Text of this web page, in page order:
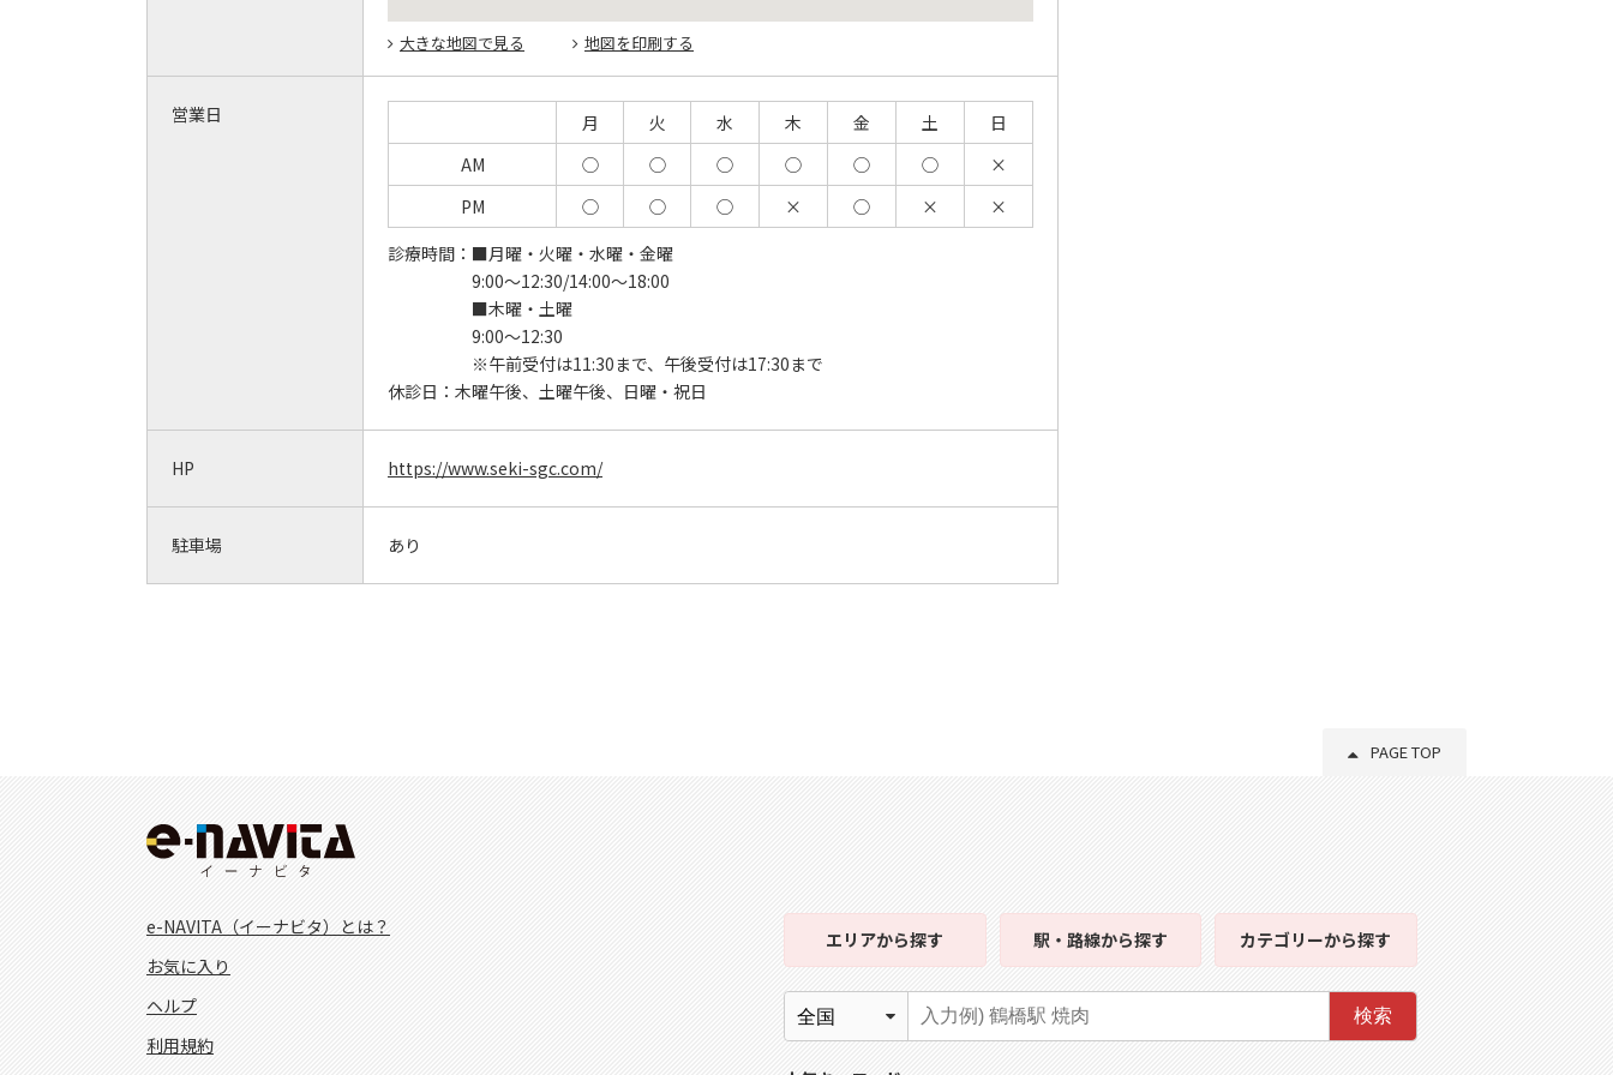
大きな地図で見る 地図を印刷する
営業日 月 火 水 木 金 土
日
AM
◯ ◯ ◯ ◯ ◯ ◯
×
PM
◯ ◯ ◯ × ◯ ×
×
診療時間： ■月曜・火曜・水曜・金曜
9:00～12:30/14:00～18:00
■木曜・土曜
9:00～12:30
※午前受付は11:30まで、午後受付は17:30まで
休診日： 木曜午後、土曜午後、日曜・祝日
HP https://www.seki-sgc.com/
駐車場 あり
PAGE TOP
e-NAVITA（イーナビタ）とは？
お気に入り
ヘルプ
利用規約
エリアから探す 駅・路線から探す カテゴリーから探す
検索